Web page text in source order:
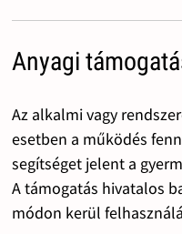
Anyagi
Az alkalmi vagy
esetben a működés
segítséget jelent a
A támogatás hivatalos
módon kerül